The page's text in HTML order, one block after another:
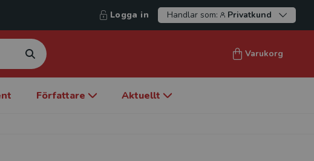
Logga in Handlar som: Privatkund
Varukorg
Författare Aktuellt